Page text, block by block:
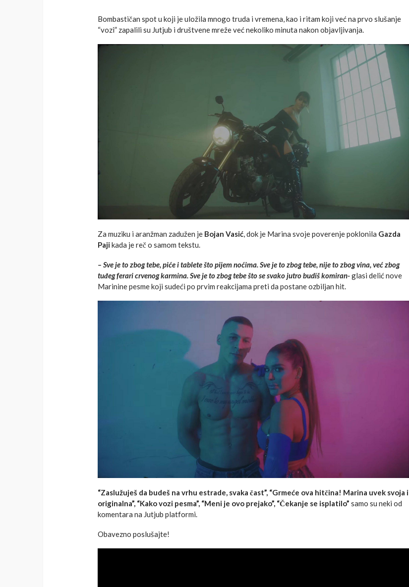
Bombastičan spot u koji je uložila mnogo truda i vremena, kao i ritam koji već na prvo slušanje
“vozi” zapalili su Jutjub i društvene mreže već nekoliko minuta nakon objavljivanja.
Za muziku i aranžman zadužen je Bojan Vasić, dok je Marina svoje poverenje poklonila Gazda
Pajikada je reč o samom tekstu.
– Sve je to zbog tebe, piće i tablete što pijem noćima. Sve je to zbog tebe, nije to zbog vina, već zbog
tuđeg ferari crvenog karmina. Sve je to zbog tebe što se svako jutro budiš komiran-glasi delić nove
Marinine pesme koji sudeći po prvim reakcijama preti da postane ozbiljan hit.
“Zaslužuješ da budeš na vrhu estrade, svaka čast”, “Grmeće ova hitčina! Marina uvek svoja i
originalna”, “Kako vozi pesma”, “Meni je ovo prejako”, “Čekanje se isplatilo” samo su neki od
komentara na Jutjub platformi.
Obavezno poslušajte!